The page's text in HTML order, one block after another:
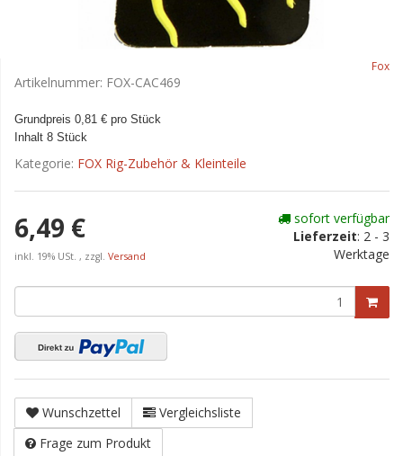
Fox
Artikelnummer: FOX-CAC469
Grundpreis 0,81 € pro Stück
Inhalt 8 Stück
Kategorie: FOX Rig-Zubehör & Kleinteile
6,49 €
inkl. 19% USt. , zzgl. Versand
sofort verfügbar
Lieferzeit: 2 - 3
Werktage
Wunschzettel
Vergleichsliste
Frage zum Produkt